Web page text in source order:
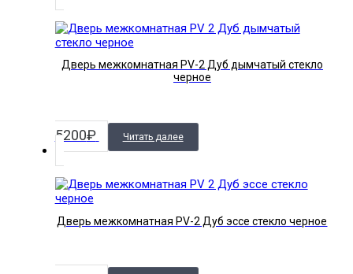
Дверь межкомнатная PV-2 Дуб дымчатый стекло
черное
5200₽ Читать далее
Дверь межкомнатная PV-2 Дуб эссе стекло черное